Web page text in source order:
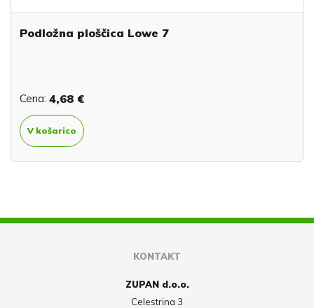
Podložna ploščica Lowe 7
Cena: 4,68 €
V košarico
KONTAKT
ZUPAN d.o.o.
Celestrina 3